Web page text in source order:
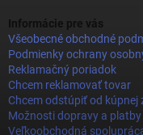
Informácie pre vás
Všeobecné obchodné
Podmienky ochrany
Reklamačný poriadok
Chcem reklamovať tovar
Chcem odstúpiť od kúpnej
Možnosti dopravy a platby
Veľkoobchodná